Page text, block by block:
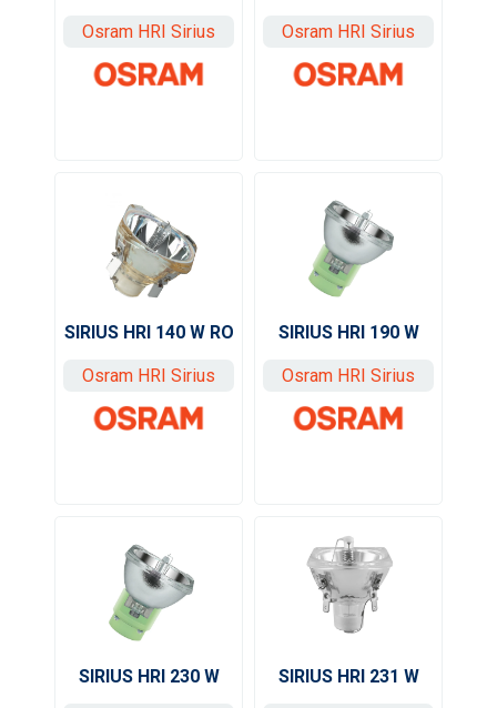
Osram HRI Sirius Osram HRI Sirius
SIRIUS HRI 140 W RO
Osram HRI Sirius
SIRIUS HRI 190 W
Osram HRI Sirius
SIRIUS HRI 230 W SIRIUS HRI 231 W